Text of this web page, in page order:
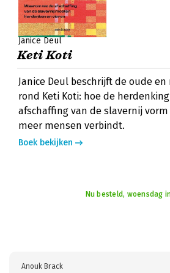
Janice Deul
Keti Koti
Janice Deul beschrijft de oude
rond Keti Koti: hoe de
afschaffing van de slavernij
meer mensen verbindt.
Boek bekijken
Nu besteld, woensdag
Anouk Brack